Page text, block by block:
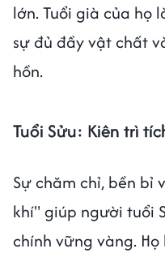
lớn. Tuổi già của họ
sự đủ đầy vật chất
hồn.
Tuổi Sửu: Kiên trì
Sự chăm chỉ, bền bỉ
khí" giúp người tuổi
chính vững vàng.